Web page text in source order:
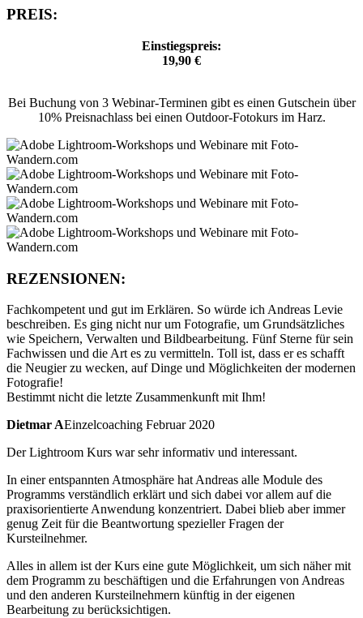
PREIS:
Einstiegspreis:
19,90 €
Bei Buchung von 3 Webinar-Terminen gibt es einen Gutschein über
10% Preisnachlass bei einen Outdoor-Fotokurs im Harz.
REZENSIONEN:
Fachkompetent und gut im Erklären. So würde ich Andreas Levie
beschreiben. Es ging nicht nur um Fotografie, um Grundsätzliches
wie Speichern, Verwalten und Bildbearbeitung. Fünf Sterne für sein
Fachwissen und die Art es zu vermitteln. Toll ist, dass er es schafft
die Neugier zu wecken, auf Dinge und Möglichkeiten der modernen
Fotografie!
Bestimmt nicht die letzte Zusammenkunft mit Ihm!
Dietmar AEinzelcoaching Februar 2020
Der Lightroom Kurs war sehr informativ und interessant.
In einer entspannten Atmosphäre hat Andreas alle Module des
Programms verständlich erklärt und sich dabei vor allem auf die
praxisorientierte Anwendung konzentriert. Dabei blieb aber immer
genug Zeit für die Beantwortung spezieller Fragen der
Kursteilnehmer.
Alles in allem ist der Kurs eine gute Möglichkeit, um sich näher mit
dem Programm zu beschäftigen und die Erfahrungen von Andreas
und den anderen Kursteilnehmern künftig in der eigenen
Bearbeitung zu berücksichtigen.